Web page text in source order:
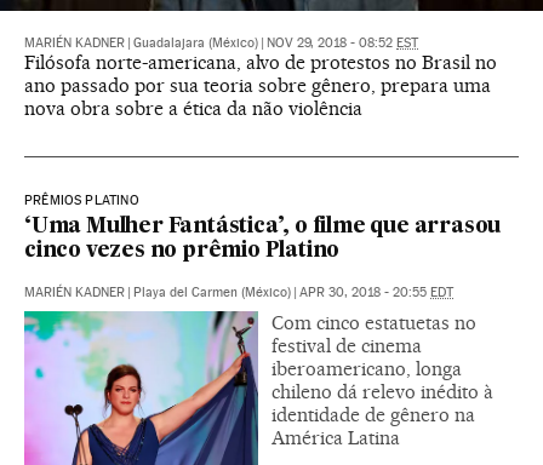
MARIÉN KADNER Guadalajara (México) NOV 29, 2018 - 08:52 EST
Filósofa norte-americana, alvo de protestos no Brasil no
ano passado por sua teoria sobre gênero, prepara uma
nova obra sobre a ética da não violência
PRÊMIOS PLATINO
‘Uma Mulher Fantástica’, o filme que arrasou
cinco vezes no prêmio Platino
MARIÉN KADNER Playa del Carmen (México) APR 30, 2018 - 20:55 EDT
Com cinco estatuetas no
festival de cinema
iberoamericano, longa
chileno dá relevo inédito à
identidade de gênero na
América Latina